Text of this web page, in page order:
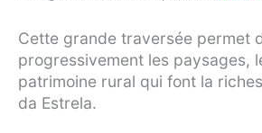
Cette grande traversée permet
progressivement les paysages,
patrimoine rural qui font la
da Estrela.